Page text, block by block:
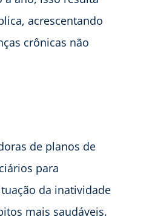
acrescentando
crônicas não
de planos de
para
da inatividade
mais saudáveis.